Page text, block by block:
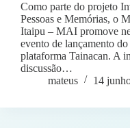
Como parte do projeto
Pessoas e Memórias, o
Itaipu – MAI promove
evento de lançamento
plataforma Tainacan. A
discussão…
mateus
14